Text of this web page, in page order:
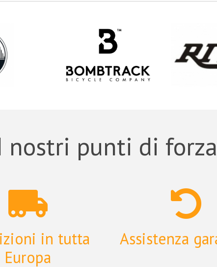
nostri punti di
in tutta
Europa
Assistenza